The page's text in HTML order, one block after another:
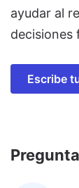
ayudar al
decisiones
Escribe